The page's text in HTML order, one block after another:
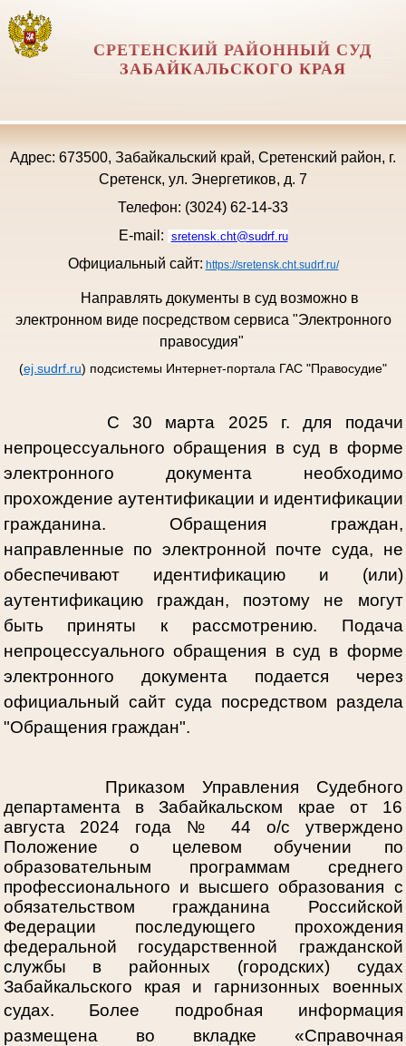
СРЕТЕНСКИЙ РАЙОННЫЙ СУД
ЗАБАЙКАЛЬСКОГО КРАЯ
Адрес: 673500, Забайкальский край, Сретенский район, г.
Сретенск, ул. Энергетиков, д. 7
Телефон: (3024) 62-14-33
E-mail: sretensk.cht@sudrf.ru
Официальный сайт: https://sretensk.cht.sudrf.ru/
Направлять документы в суд возможно в
электронном виде посредством сервиса "Электронного
правосудия"
(ej.sudrf.ru) подсистемы Интернет-портала ГАС "Правосудие"
С 30 марта 2025 г. для подачи
непроцессуального обращения в суд в форме
электронного документа необходимо
прохождение аутентификации и идентификации
гражданина. Обращения граждан,
направленные по электронной почте суда, не
обеспечивают идентификацию и (или)
аутентификацию граждан, поэтому не могут
быть приняты к рассмотрению. Подача
непроцессуального обращения в суд в форме
электронного документа подается через
официальный сайт суда посредством раздела
"Обращения граждан".
Приказом Управления Судебного
департамента в Забайкальском крае от 16
августа 2024 года № 44 о/с утверждено
Положение о целевом обучении по
образовательным программам среднего
профессионального и высшего образования с
обязательством гражданина Российской
Федерации последующего прохождения
федеральной государственной гражданской
службы в районных (городских) судах
Забайкальского края и гарнизонных военных
судах. Более подробная информация
размещена во вкладке «Справочная